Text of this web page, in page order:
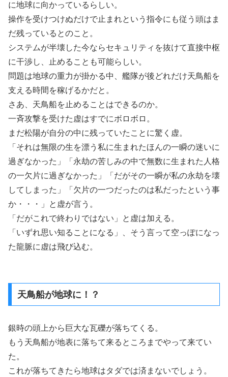
に地球に向かっているらしい。
操作を受けつけぬだけで止まれという指令にも従う頭はま
だ残っているとのこと。
システムが半壊した今ならセキュリティを抜けて直接中枢
に干渉し、止めることも可能らしい。
問題は地球の重力が掛かる中、艦隊が後どれだけ天鳥船を
支える時間を稼げるかだと。
さあ、天鳥船を止めることはできるのか。
一斉攻撃を受けた虚はすでにボロボロ。
まだ松陽が自分の中に残っていたことに驚く虚。
「それは無限の生を漂う私に生まれたほんの一瞬の迷いに
過ぎなかった」「永劫の苦しみの中で無数に生まれた人格
の一欠片に過ぎなかった」「だがその一瞬が私の永劫を壊
してしまった」「欠片の一つだったのは私だったという事
か・・・」と虚が言う。
「だがこれで終わりではない」と虚は加える。
「いずれ思い知ることになる」、そう言って空っぽになっ
た龍脈に虚は飛び込む。
天鳥船が地球に！？
銀時の頭上から巨大な瓦礫が落ちてくる。
もう天鳥船が地表に落ちて来るところまでやって来てい
た。
これが落ちてきたら地球はタダでは済まないでしょう。